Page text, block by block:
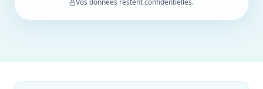
Vos données restent confidentielles.